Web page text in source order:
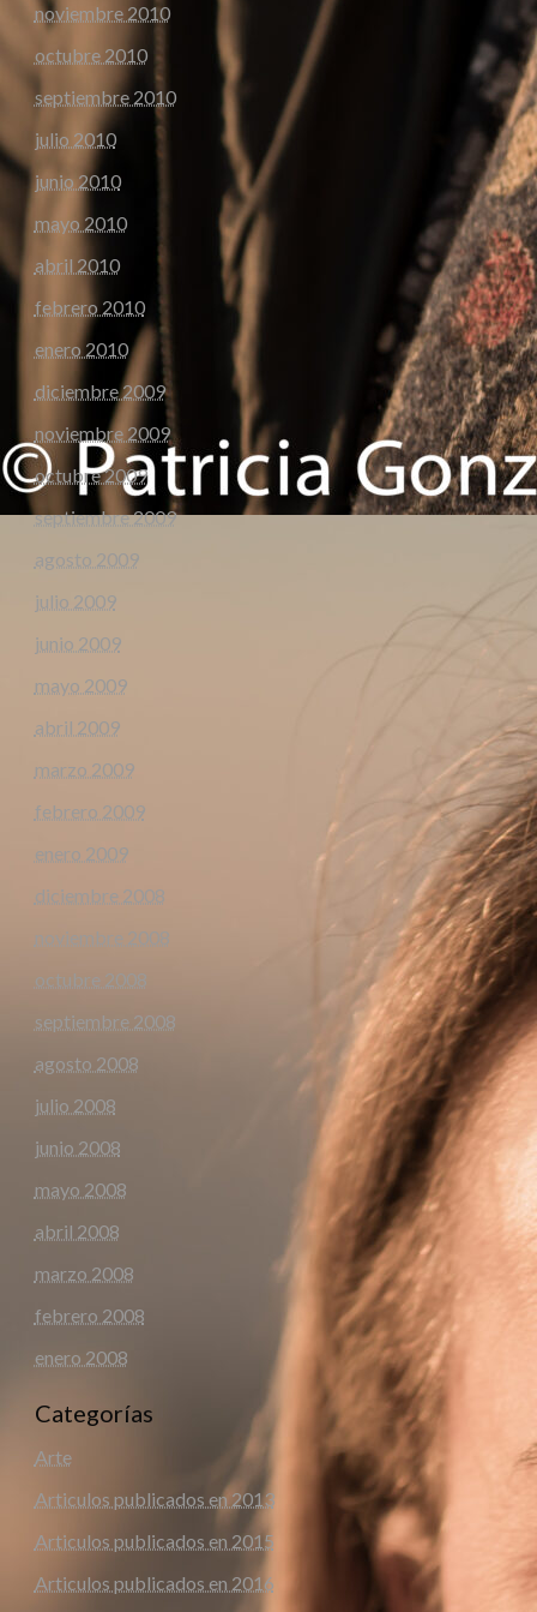
noviembre 2010
octubre 2010
septiembre 2010
julio 2010
junio 2010
mayo 2010
abril 2010
febrero 2010
enero 2010
diciembre 2009
noviembre 2009
octubre 2009
septiembre 2009
agosto 2009
julio 2009
junio 2009
mayo 2009
abril 2009
marzo 2009
febrero 2009
enero 2009
diciembre 2008
noviembre 2008
octubre 2008
septiembre 2008
agosto 2008
julio 2008
junio 2008
mayo 2008
abril 2008
marzo 2008
febrero 2008
enero 2008
Categorías
Arte
Articulos publicados en 2013
Articulos publicados en 2015
Articulos publicados en 2016